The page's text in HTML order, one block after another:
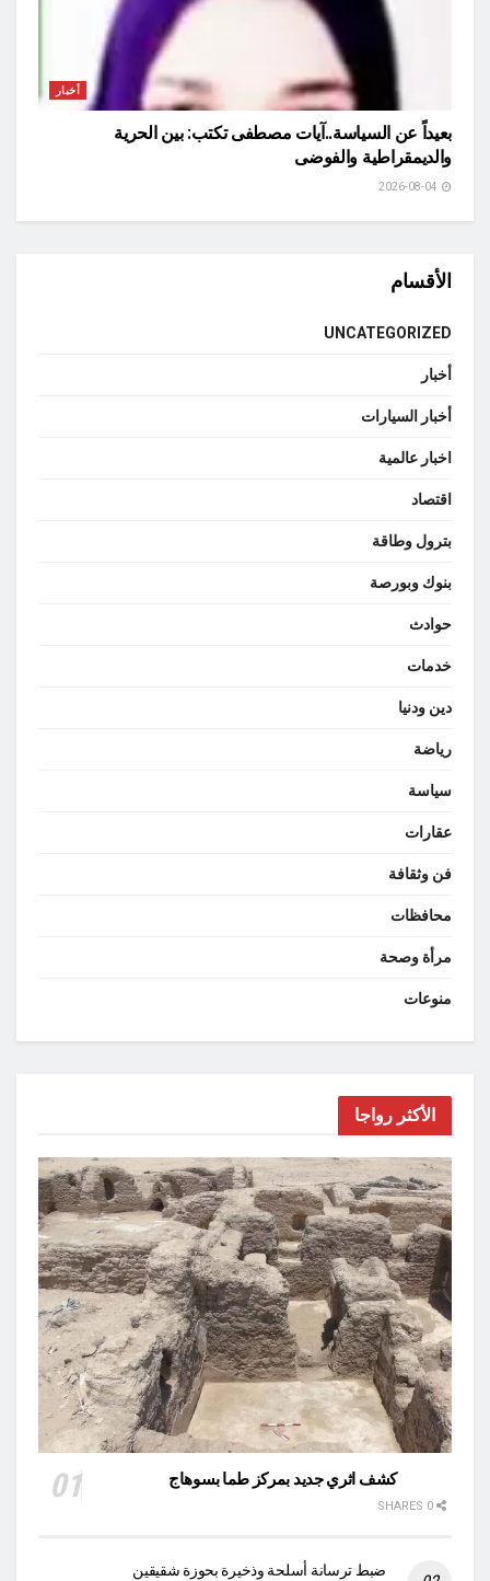
أخبار
بعيداً عن السياسة..آيات مصطفى تكتب: بين الحرية
والديمقراطية والفوضى
الأقسام
UNCATEGORIZED
أخبار
أخبار السيارات
اخبار عالمية
اقتصاد
بترول وطاقة
بنوك وبورصة
حوادث
خدمات
دين ودنيا
رياضة
سياسة
عقارات
فن وثقافة
محافظات
مرأة وصحة
منوعات
الأكثر رواجا
كشف اثري جديد بمركز طما بسوهاج
ضبط ترسانة أسلحة وذخيرة بحوزة شقيقين